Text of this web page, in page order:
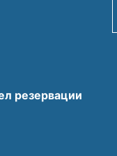
резервации